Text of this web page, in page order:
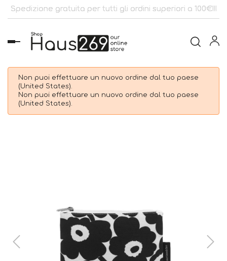
Spedizione gratuita per tutti gli ordini superiori a 100€!!!
navigazione
Non puoi effettuare un nuovo ordine dal tuo paese
(United States).
Non puoi effettuare un nuovo ordine dal tuo paese
(United States).